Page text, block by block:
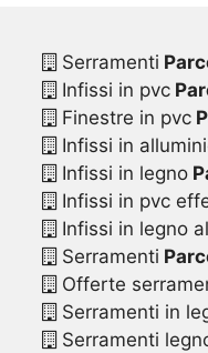
Serramenti
Infissi in pvc
Finestre in pvc
Infissi in
Infissi in legno
Infissi in pvc
Infissi in legno
Serramenti
Offerte
Serramenti in
Serramenti